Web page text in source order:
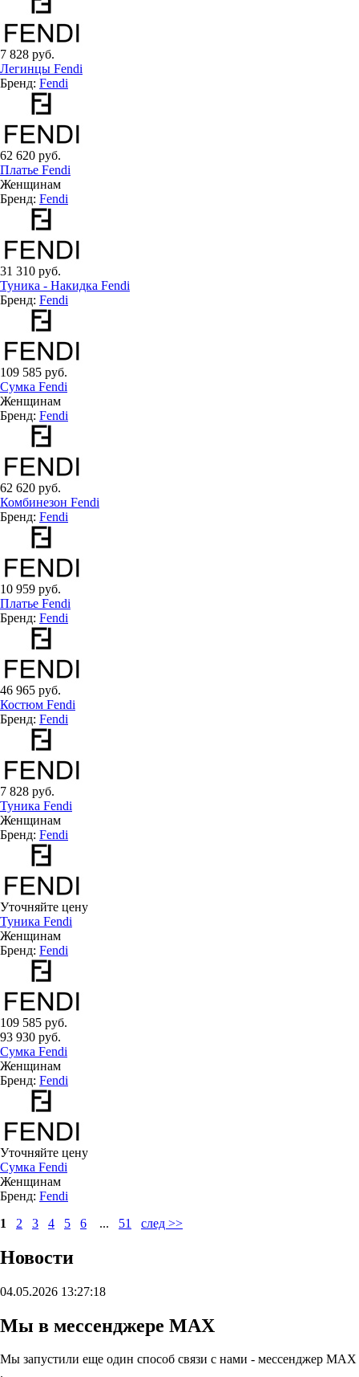
7 828 руб.
Легинцы Fendi
Бренд: Fendi
62 620 руб.
Платье Fendi
Женщинам
Бренд: Fendi
31 310 руб.
Туника - Накидка Fendi
Бренд: Fendi
109 585 руб.
Сумка Fendi
Женщинам
Бренд: Fendi
62 620 руб.
Комбинезон Fendi
Бренд: Fendi
10 959 руб.
Платье Fendi
Бренд: Fendi
46 965 руб.
Костюм Fendi
Бренд: Fendi
7 828 руб.
Туника Fendi
Женщинам
Бренд: Fendi
Уточняйте цену
Туника Fendi
Женщинам
Бренд: Fendi
109 585 руб.
93 930 руб.
Сумка Fendi
Женщинам
Бренд: Fendi
Уточняйте цену
Сумка Fendi
Женщинам
Бренд: Fendi
1
2 3 4 5 6 ... 51 след >>
Новости
04.05.2026 13:27:18
Мы в мессенджере MAX
Мы запустили еще один способ связи с нами - мессенджер MAX
.